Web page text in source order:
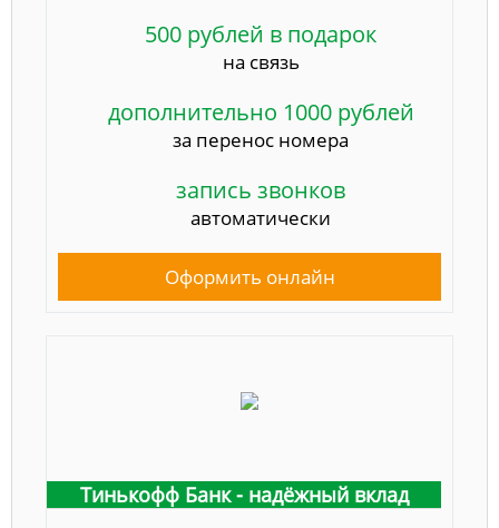
500 рублей в подарок
на связь
дополнительно 1000 рублей
за перенос номера
запись звонков
автоматически
Оформить онлайн
Тинькофф Банк - надёжный вклад